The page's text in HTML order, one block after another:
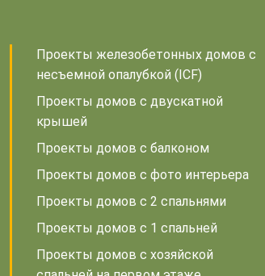
Проекты железобетонных домов с
несъемной опалубкой (ICF)
Проекты домов с двускатной
крышей
Проекты домов с балконом
Проекты домов с фото интерьера
Проекты домов с 2 спальнями
Проекты домов с 1 спальней
Проекты домов с хозяйской